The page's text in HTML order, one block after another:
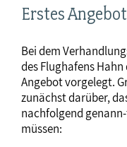
Erstes
Bei dem
des Flughafens
Angebot vorgelegt.
zunächst darüber,
nachfolgend
müssen: